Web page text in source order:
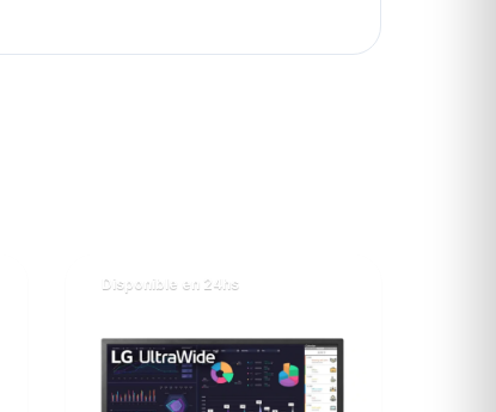
Disponible en 24hs